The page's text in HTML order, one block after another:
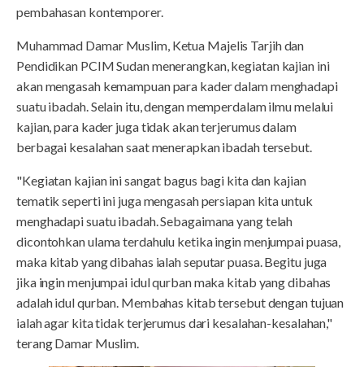
pembahasan kontemporer.
Muhammad Damar Muslim, Ketua Majelis Tarjih dan
Pendidikan PCIM Sudan menerangkan, kegiatan kajian ini
akan mengasah kemampuan para kader dalam menghadapi
suatu ibadah. Selain itu, dengan memperdalam ilmu melalui
kajian, para kader juga tidak akan terjerumus dalam
berbagai kesalahan saat menerapkan ibadah tersebut.
"Kegiatan kajian ini sangat bagus bagi kita dan kajian
tematik seperti ini juga mengasah persiapan kita untuk
menghadapi suatu ibadah. Sebagaimana yang telah
dicontohkan ulama terdahulu ketika ingin menjumpai puasa,
maka kitab yang dibahas ialah seputar puasa. Begitu juga
jika ingin menjumpai idul qurban maka kitab yang dibahas
adalah idul qurban. Membahas kitab tersebut dengan tujuan
ialah agar kita tidak terjerumus dari kesalahan-kesalahan,"
terang Damar Muslim.